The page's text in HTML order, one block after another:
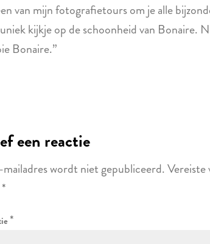
van mijn fotografietours om je alle
kijkje op de schoonheid van Bonaire.
Bonaire.”
een reactie
mailadres wordt niet gepubliceerd.Vereiste
*
*